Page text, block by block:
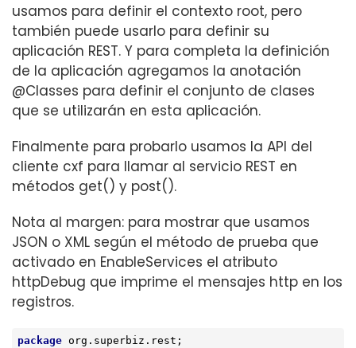
usamos para definir el contexto root, pero
también puede usarlo para definir su
aplicación REST. Y para completa la definición
de la aplicación agregamos la anotación
@Classes para definir el conjunto de clases
que se utilizarán en esta aplicación.
Finalmente para probarlo usamos la API del
cliente cxf para llamar al servicio REST en
métodos get() y post().
Nota al margen: para mostrar que usamos
JSON o XML según el método de prueba que
activado en EnableServices el atributo
httpDebug que imprime el mensajes http en los
registros.
package org.superbiz.rest;